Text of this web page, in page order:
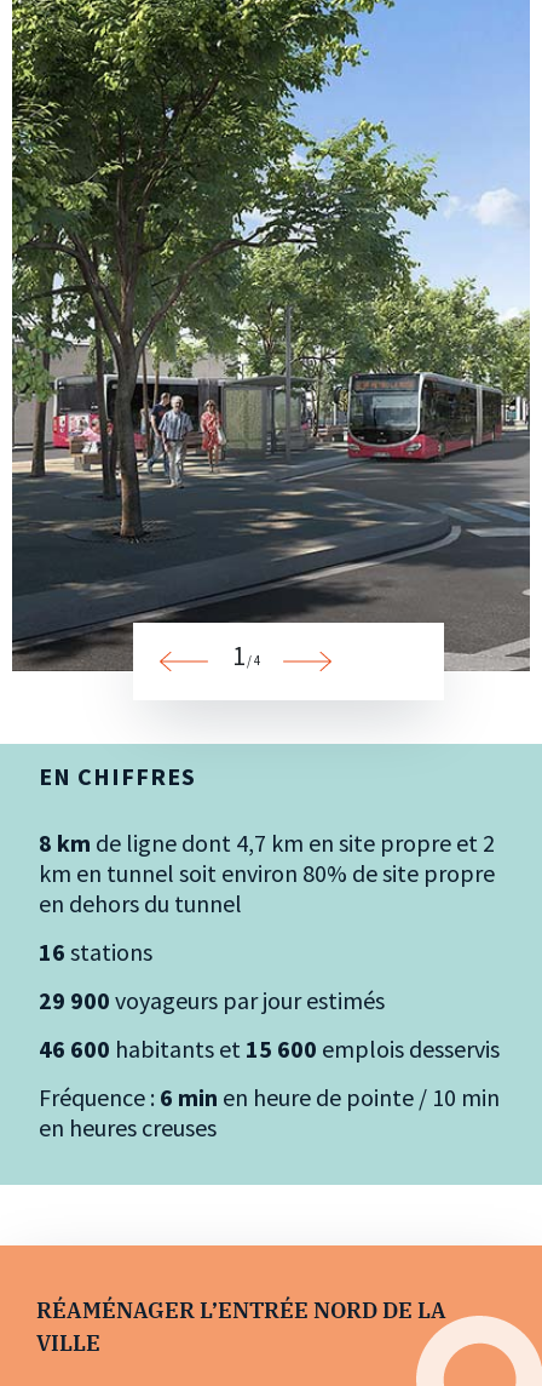
1 / 4
EN CHIFFRES
8 km de ligne dont 4,7 km en site propre et 2
km en tunnel soit environ 80% de site propre
en dehors du tunnel
16 stations
29 900 voyageurs par jour estimés
46 600 habitants et 15 600 emplois desservis
Fréquence : 6 min en heure de pointe / 10 min
en heures creuses
RÉAMÉNAGER L’ENTRÉE NORD DE LA
VILLE